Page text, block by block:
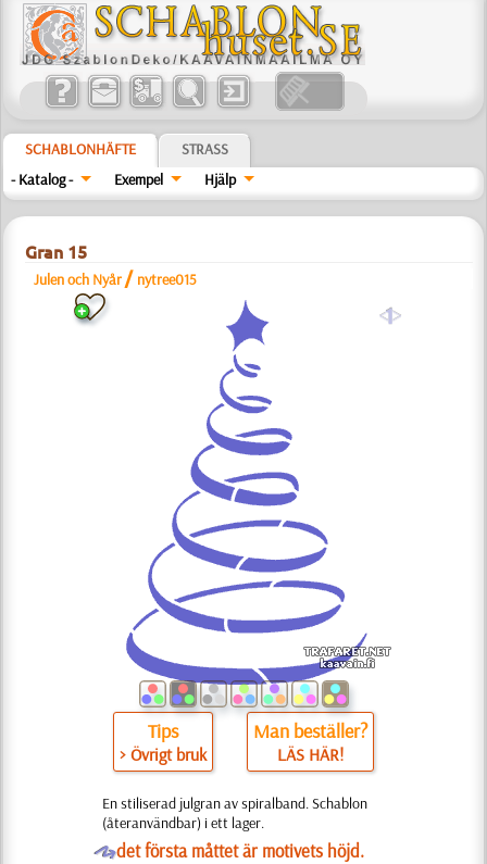
SCHABLONHÄFTE
STRASS
- Katalog -
Exempel Hjälp
Gran 15
Julen och Nyår / nytree015
a
Tips
> Övrigt bruk
Man beställer?
LÄS HÄR!
En stiliserad julgran av spiralband. Schablon
(återanvändbar) i ett lager.
Odet första måttet är motivets höjd.